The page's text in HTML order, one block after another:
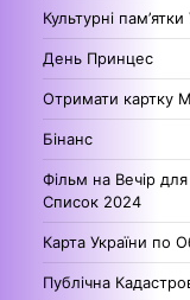
Культурні пам’ятки
День Принцес
Отримати картку
Бінанс
Фільм на Вечір
Список 2024
Карта України по
Публічна